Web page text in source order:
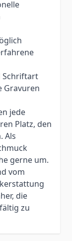
Schriftart
Gravuren
jede
Platz, den
Als
gerne um.
vom
die
zu